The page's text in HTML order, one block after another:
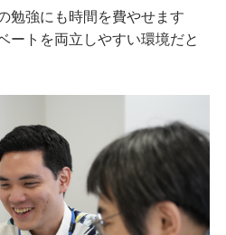
勉強にも時間を費やせます
ートを両立しやすい環境だと